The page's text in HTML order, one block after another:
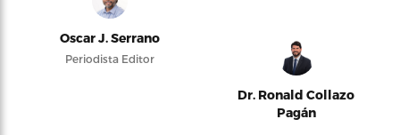
Oscar J. Serrano
Periodista Editor
Dr. Ronald Collazo
Pagán